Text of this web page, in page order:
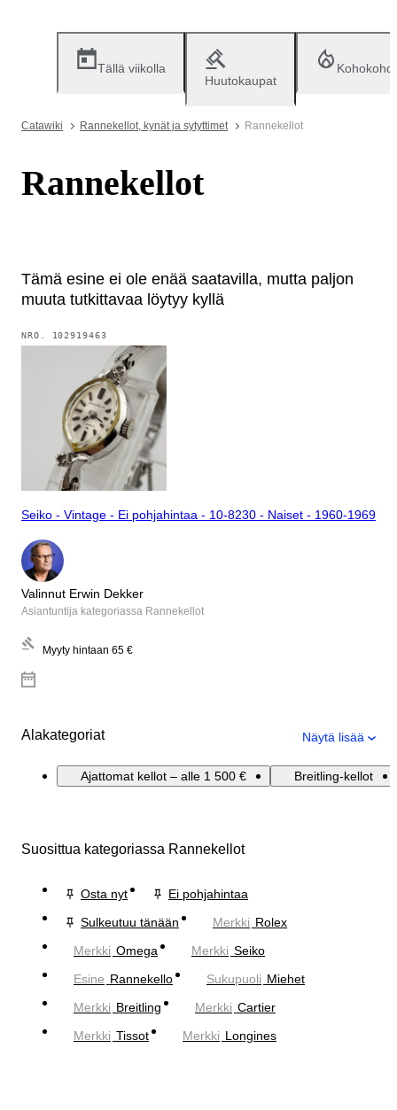
Tällä viikolla
Huutokaupat
Catawiki Rannekellot, kynät ja sytyttimet Rannekellot
Rannekellot
Tämä esine ei ole enää saatavilla, mutta paljon
muuta tutkittavaa löytyy kyllä
NRO. 102919463
Seiko - Vintage - Ei pohjahintaa - 10-8230 - Naiset - 1960-1969
Valinnut Erwin Dekker
Asiantuntija kategoriassa Rannekellot
Myyty hintaan 65 €
Alakategoriat Näytä lisää
Ajattomat kellot – alle 1 500 € Breitling-kellot
Suosittua kategoriassa Rannekellot
Osta nyt
Ei pohjahintaa
Sulkeutuu tänään
Merkki Rolex
Merkki Omega Merkki Seiko
Esine Rannekello Sukupuoli Miehet
Merkki Breitling Merkki Cartier
Merkki Tissot Merkki Longines